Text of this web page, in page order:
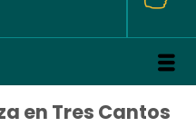
en Tres Cantos